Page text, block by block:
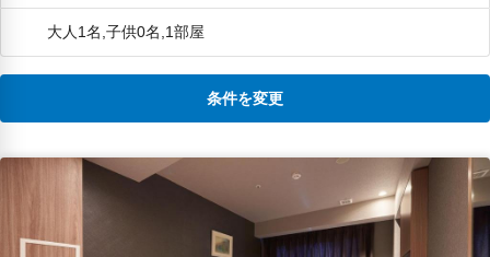
大人1名,子供0名,1部屋
条件を変更